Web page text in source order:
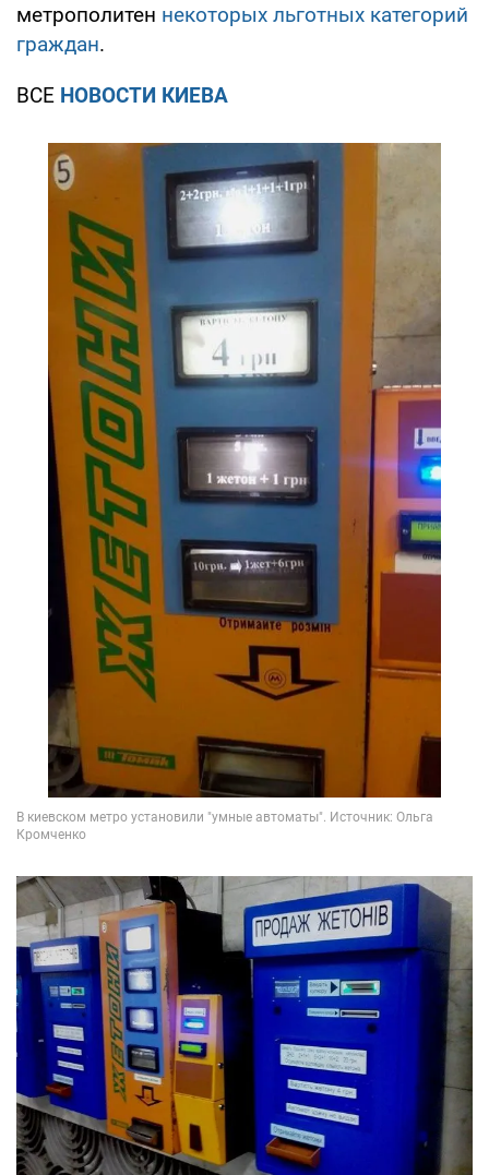
метрополитен некоторых льготных категорий
граждан.
ВСЕ НОВОСТИ КИЕВА